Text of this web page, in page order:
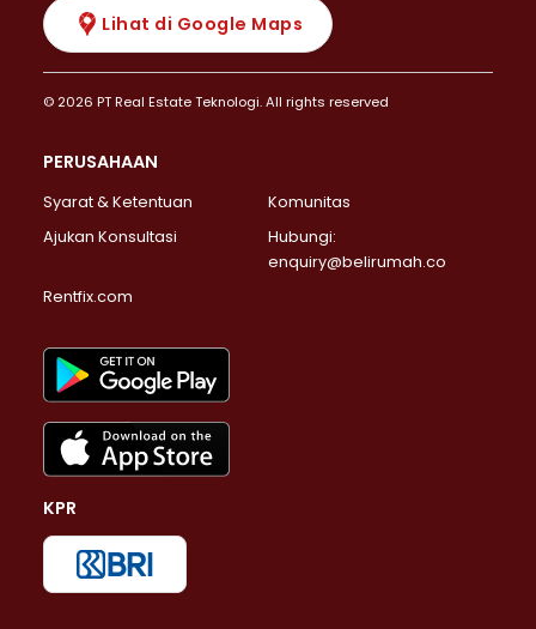
Lihat di Google Maps
© 2026 PT Real Estate Teknologi. All rights reserved
PERUSAHAAN
Syarat & Ketentuan
Komunitas
Ajukan Konsultasi
Hubungi:
enquiry@belirumah.co
Rentfix.com
KPR